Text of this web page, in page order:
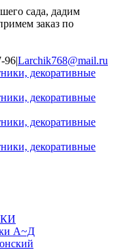
сада, дадим
заказ по
96|Larchik768@mail.ru
А~Д